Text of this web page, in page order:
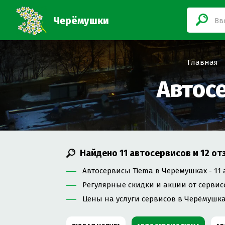
Черёмушки
Главная
Найдено 11 автосервисов и 12
Автосервисы Tiema в Черёмушках - 11
Регулярные скидки и акции от
Цены на услуги сервисов в